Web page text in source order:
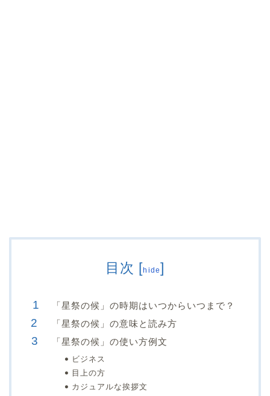
目次 [hide]
「星祭の候」の時期はいつからいつまで？
「星祭の候」の意味と読み方
「星祭の候」の使い方例文
ビジネス
目上の方
カジュアルな挨拶文